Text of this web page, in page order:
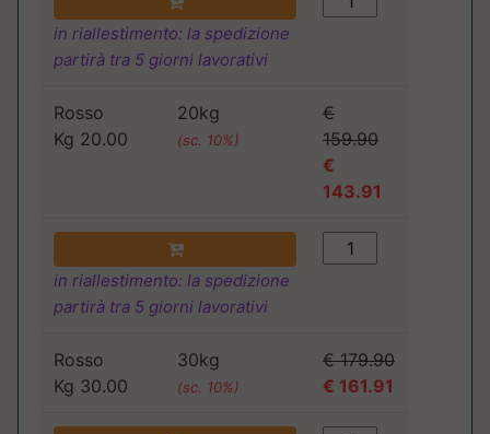
in riallestimento: la spedizione
partirà tra 5 giorni lavorativi
Rosso
Kg 20.00
20kg
(sc. 10%)
€
159.90
€
143.91
in riallestimento: la spedizione
partirà tra 5 giorni lavorativi
Rosso
Kg 30.00
30kg
(sc. 10%)
€ 179.90
€ 161.91